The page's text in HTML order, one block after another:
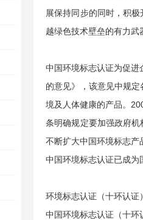
展保持同步的同时，积
越绿色技术壁垒的有力武
中国环境标志认证为促进
的意见》，该意见中规
境及人体健康的产品。
条明确规定要加强政府
不断扩大中国环境标志产
中国环境标志认证已成为
环境标志认证（十环认证
中国环境标志认证（十环